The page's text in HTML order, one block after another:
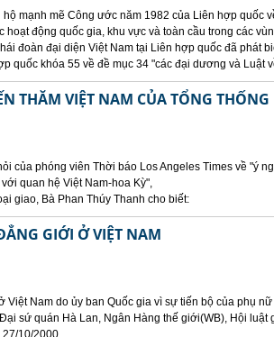
mạnh mẽ Công ước năm 1982 của Liên hợp quốc
hoạt động quốc gia, khu vực và toàn cầu trong các
đoàn đại diện Việt Nam tại Liên hợp quốc đã phát
quốc khóa 55 về đề mục 34 "các đại dương và Luật
THĂM VIỆT NAM CỦA TỔNG
của phóng viên Thời báo Los Angeles Times về "ý
quan hệ Việt Nam-hoa Kỳ",
giao, Bà Phan Thúy Thanh cho biết:
GIỚI Ở VIỆT NAM
Việt Nam do ủy ban Quốc gia vì sự tiến bộ của phụ
sứ quán Hà Lan, Ngân Hàng thế giới(WB), Hội luật
27/10/2000.